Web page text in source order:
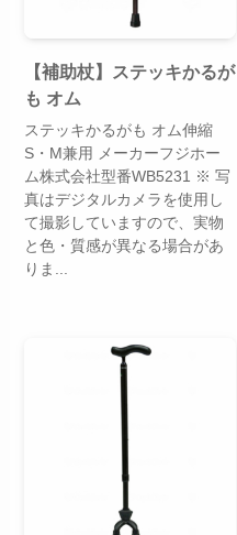
【補助杖】ステッキかるが
も オム
ステッキかるがも オム伸縮
S・M兼用 メーカーフジホー
ム株式会社型番WB5231 ※ 写
真はデジタルカメラを使用し
て撮影していますので、実物
と色・質感が異なる場合があ
りま...